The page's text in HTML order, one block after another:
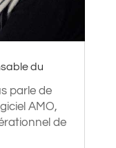
du
parle de
AMO,
de